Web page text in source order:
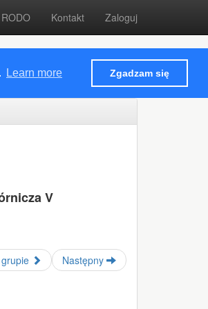
Learn more Zgadzam się
RODO Kontakt Zaloguj
V
Następny